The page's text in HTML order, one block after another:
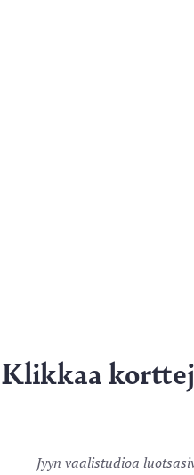
Klikkaa
Jyyn vaalistudioa